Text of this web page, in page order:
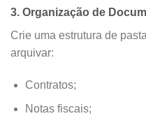
3. Organização de
Crie uma estrutura de
arquivar:
Contratos;
Notas fiscais;